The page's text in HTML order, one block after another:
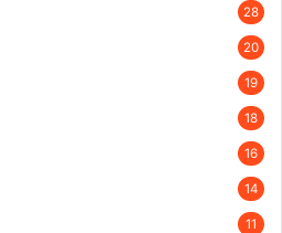
28
20
19
18
16
14
11